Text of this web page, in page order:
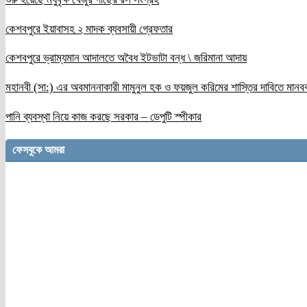
কেশবপুরে ইয়াবাসহ ২ মাদক ব্যবসায়ী গ্রেফতার
কেশবপুরে ভ্রাম্যমান আদালতে অবৈধ ইটভাটা বন্ধ \ জরিমানা আদায়
মহানবী (সা:) এর অবমাননাকারী মামুনুল হক ও ফয়জুল করিমের শাস্তির দাবিতে
পানি ব্যবস্থা নিয়ে কাজ করছে সরকার – ডেপুটি স্পীকার
ফেসবুকে আমরা